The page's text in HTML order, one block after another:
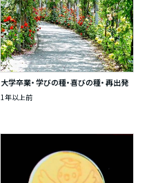
大学卒業・学びの種・喜びの種・再出発
1年以上前